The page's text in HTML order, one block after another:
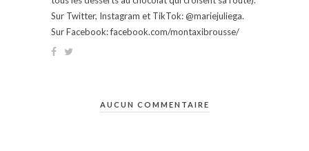
Sur Twitter, Instagram et TikTok: @mariejuliega.
Sur Facebook: facebook.com/montaxibrousse/
AUCUN COMMENTAIRE